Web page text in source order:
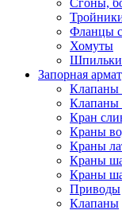
Сгоны,
Фланцы
Хомуты
Шпильки
Запорная
Клапаны
Клапаны
Кран
Краны
Краны
Краны
Краны
Приводы
Клапаны